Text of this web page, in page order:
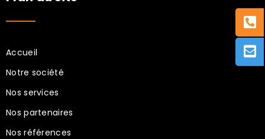
Accueil
Notre société
Nos services
Nos partenaires
Nos références